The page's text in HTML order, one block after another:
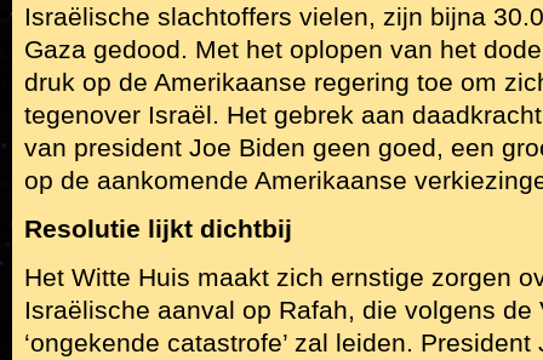
Israëlische slachtoffers vielen, zijn bijna
Gaza gedood. Met het oplopen van het
druk op de Amerikaanse regering toe om
tegenover Israël. Het gebrek aan
van president Joe Biden geen goed, een
op de aankomende Amerikaanse
Resolutie lijkt dichtbij
Het Witte Huis maakt zich ernstige zorgen
Israëlische aanval op Rafah, die volgens de
‘ongekende catastrofe’ zal leiden.